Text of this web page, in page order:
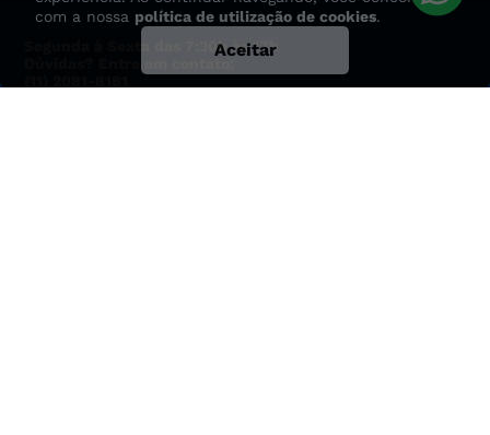
com a nossa política de utilização de cookies.
Aceitar
Segunda à Sexta das 7:30h às 17h